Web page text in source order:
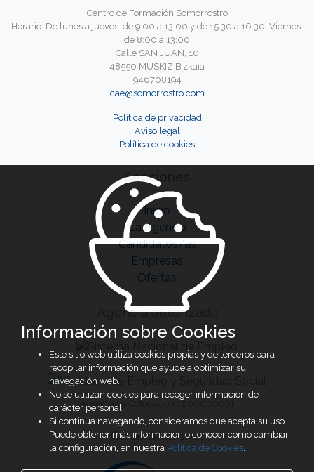
Centro de Formación Somorrostro
Horario: De lunes a jueves: de 9:00 a 13:00 y de 15:30 a 16:30. Viernes:
de 8:00 a 13:00
Calle SAN JUAN, 10
48550 MUSKIZ Bizkaia
946708194
cae@somorrostro.com
Política de privacidad
Aviso legal
Política de cookies
Secciones
Inicio
La Agencia
Candidatos/as
Empresas
Ofertas
Agencia autorizada
Agencia de Colocación 1600000091
Colaboradores
Información sobre Cookies
Este sitio web utiliza cookies propias y de terceros para
recopilar información que ayude a optimizar su
navegación web.
No se utilizan cookies para recoger información de
carácter personal.
Si continúa navegando, consideramos que acepta su uso.
Puede obtener más información o conocer cómo cambiar
la configuración, en nuestra Política de Cookies.